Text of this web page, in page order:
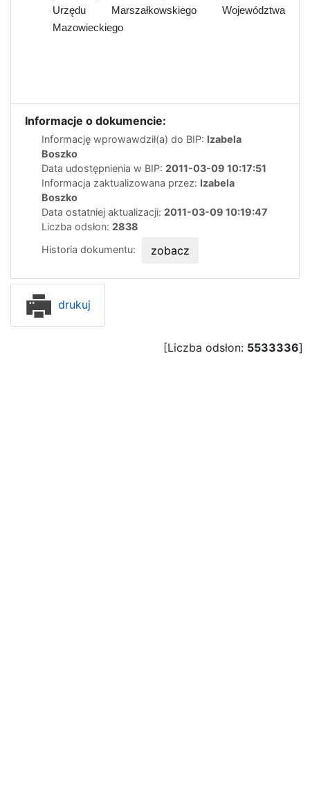
Urzędu Marszałkowskiego Województwa
Mazowieckiego
Informacje o dokumencie:
Informację wprowawdził(a) do BIP: Izabela
Boszko
Data udostępnienia w BIP: 2011-03-09 10:17:51
Informacja zaktualizowana przez: Izabela
Boszko
Data ostatniej aktualizacji: 2011-03-09 10:19:47
Liczba odsłon: 2838
Historia dokumentu:
zobacz
drukuj
[Liczba odsłon: 5533336]